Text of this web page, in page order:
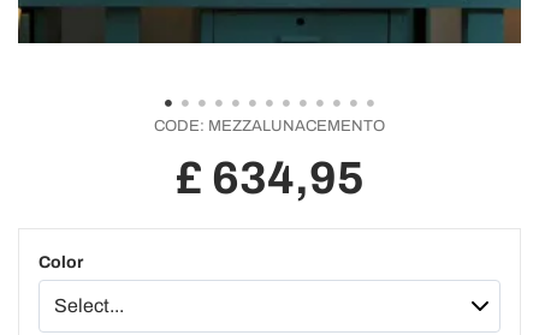
CODE: MEZZALUNACEMENTO
£ 634,95
Color